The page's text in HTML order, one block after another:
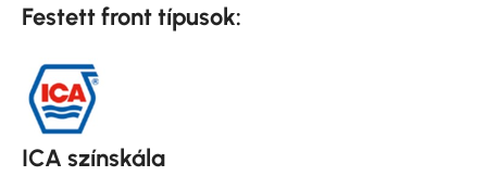
Festett front típusok:
ICA színskála